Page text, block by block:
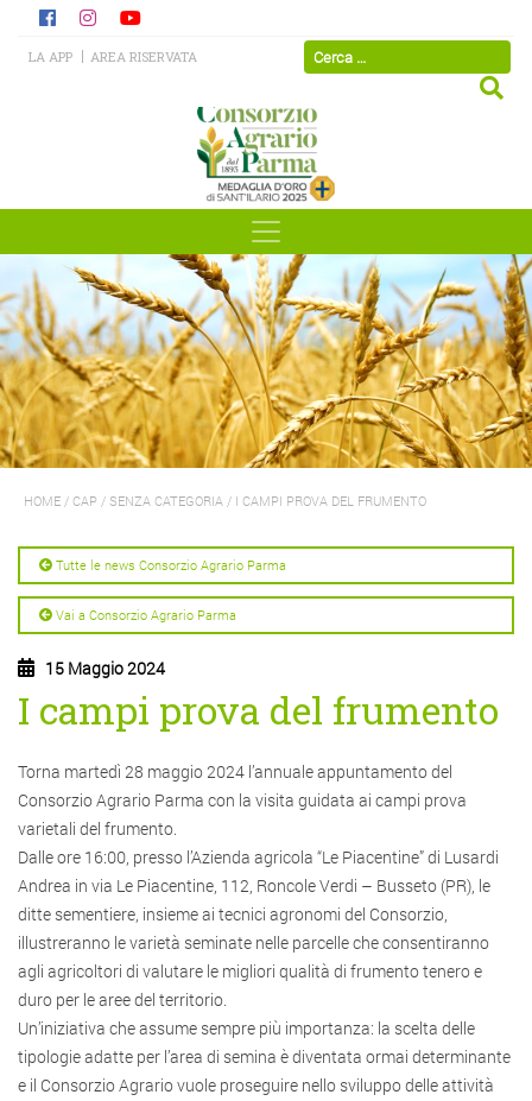
LA APP AREA RISERVATA
HOME / CAP / SENZA CATEGORIA / I CAMPI PROVA DEL FRUMENTO
Tutte le news Consorzio Agrario Parma
Vai a Consorzio Agrario Parma
15 Maggio 2024
I campi prova del frumento
Torna martedì 28 maggio 2024 l’annuale appuntamento del
Consorzio Agrario Parma con la visita guidata ai campi prova
varietali del frumento.
Dalle ore 16:00, presso l’Azienda agricola “Le Piacentine” di Lusardi
Andrea in via Le Piacentine, 112, Roncole Verdi – Busseto (PR), le
ditte sementiere, insieme ai tecnici agronomi del Consorzio,
illustreranno le varietà seminate nelle parcelle che consentiranno
agli agricoltori di valutare le migliori qualità di frumento tenero e
duro per le aree del territorio.
Un’iniziativa che assume sempre più importanza: la scelta delle
tipologie adatte per l’area di semina è diventata ormai determinante
e il Consorzio Agrario vuole proseguire nello sviluppo delle attività